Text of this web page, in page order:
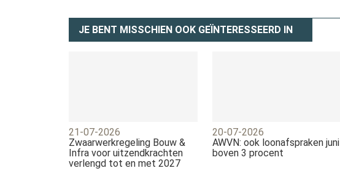
JE BENT MISSCHIEN OOK GEÏNTERESSEERD IN
21-07-2026
Zwaarwerkregeling Bouw &
Infra voor uitzendkrachten
verlengd tot en met 2027
20-07-2026
AWVN: ook loonafspraken juni
boven 3 procent